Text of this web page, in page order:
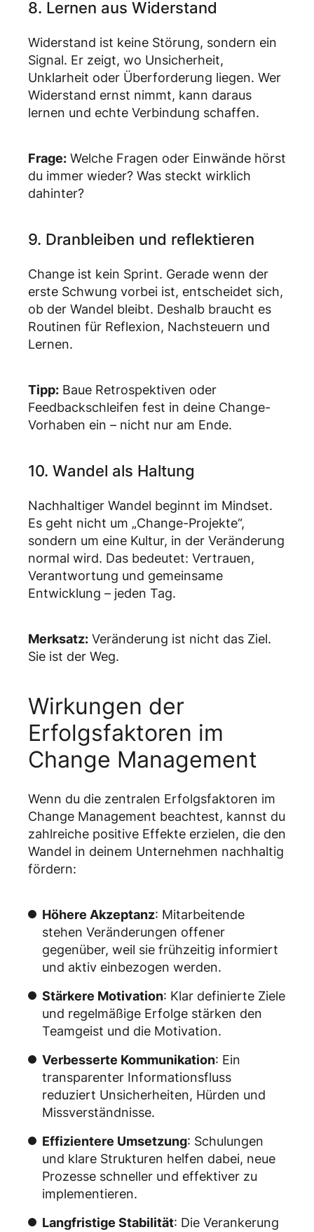
8. Lernen aus Widerstand
Widerstand ist keine Störung, sondern ein
Signal. Er zeigt, wo Unsicherheit,
Unklarheit oder Überforderung liegen. Wer
Widerstand ernst nimmt, kann daraus
lernen und echte Verbindung schaffen.
Frage: Welche Fragen oder Einwände hörst
du immer wieder? Was steckt wirklich
dahinter?
9. Dranbleiben und reflektieren
Change ist kein Sprint. Gerade wenn der
erste Schwung vorbei ist, entscheidet sich,
ob der Wandel bleibt. Deshalb braucht es
Routinen für Reflexion, Nachsteuern und
Lernen.
Tipp: Baue Retrospektiven oder
Feedbackschleifen fest in deine Change-
Vorhaben ein – nicht nur am Ende.
10. Wandel als Haltung
Nachhaltiger Wandel beginnt im Mindset.
Es geht nicht um „Change-Projekte“,
sondern um eine Kultur, in der Veränderung
normal wird. Das bedeutet: Vertrauen,
Verantwortung und gemeinsame
Entwicklung – jeden Tag.
Merksatz: Veränderung ist nicht das Ziel.
Sie ist der Weg.
Wirkungen der
Erfolgsfaktoren im
Change Management
Wenn du die zentralen Erfolgsfaktoren im
Change Management beachtest, kannst du
zahlreiche positive Effekte erzielen, die den
Wandel in deinem Unternehmen nachhaltig
fördern:
Höhere Akzeptanz: Mitarbeitende
stehen Veränderungen offener
gegenüber, weil sie frühzeitig informiert
und aktiv einbezogen werden.
Stärkere Motivation: Klar definierte Ziele
und regelmäßige Erfolge stärken den
Teamgeist und die Motivation.
Verbesserte Kommunikation: Ein
transparenter Informationsfluss
reduziert Unsicherheiten, Hürden und
Missverständnisse.
Effizientere Umsetzung: Schulungen
und klare Strukturen helfen dabei, neue
Prozesse schneller und effektiver zu
implementieren.
Langfristige Stabilität: Die Verankerung